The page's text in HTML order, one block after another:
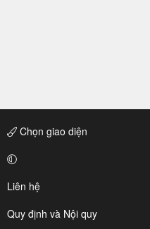
Chọn giao diện
Liên hệ
Quy định và Nội quy